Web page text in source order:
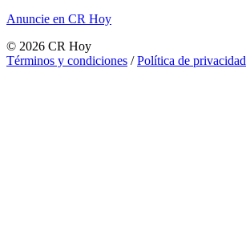
Anuncie en CR Hoy
© 2026 CR Hoy
Términos y condiciones /Política de privacidad